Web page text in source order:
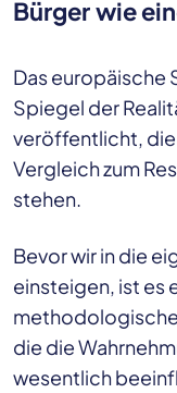
Bürger wie
Das europäische
Spiegel der
veröffentlicht, die
Vergleich zum
stehen.
Bevor wir in die
einsteigen, ist es
die die
wesentlich